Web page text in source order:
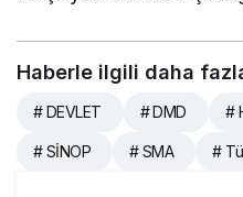
Haberle ilgili daha
# DEVLET # DMD #
# SİNOP # SMA #